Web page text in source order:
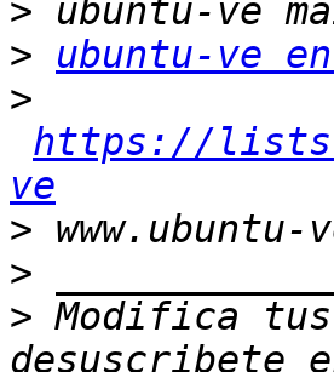
>
>
ubuntu-ve
>
https://
ve
>
>
> Modifica